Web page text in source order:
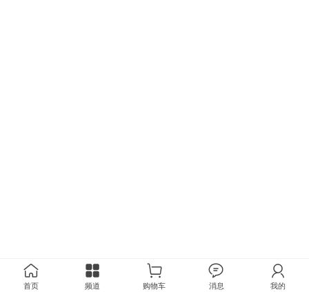
首页 频道 购物车 消息 我的